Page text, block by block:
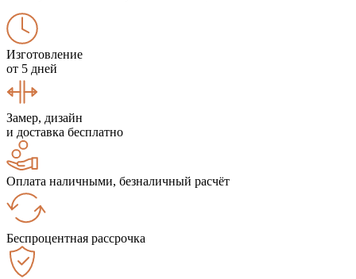
Изготовление
от 5 дней
Замер, дизайн
и доставка бесплатно
Оплата наличными, безналичный расчёт
Беспроцентная рассрочка